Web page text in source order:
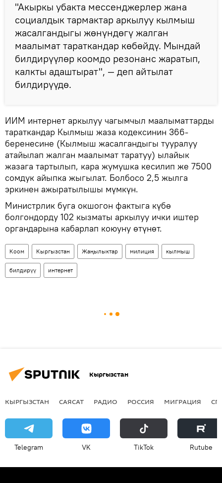
"Акыркы убакта мессенджерлер жана
социалдык тармактар аркылуу кылмыш
жасалгандыгы жөнүндөгү жалган
маалымат тараткандар көбөйдү. Мындай
билдирүүлөр коомдо резонанс жаратып,
калкты адаштырат", — деп айтылат
билдирүүдө.
ИИМ интернет аркылуу чагымчыл маалыматтарды
тараткандар Кылмыш жаза кодексинин 366-
беренесине (Кылмыш жасалгандыгы тууралуу
атайылап жалган маалымат таратуу) ылайык
жазага тартылып, кара жумушка кесилип же 7500
сомдук айыпка жыгылат. Болбосо 2,5 жылга
эркинен ажыратылышы мүмкүн.
Министрлик буга окшогон фактыга күбө
болгондорду 102 кызматы аркылуу ички иштер
органдарына кабарлап коюуну өтүнөт.
Коом Кыргызстан Жаңылыктар милиция кылмыш
билдирүү интернет
Кыргызстан
КЫРГЫЗСТАН САЯСАТ РАДИО РОССИЯ МИГРАЦИЯ
Telegram VK ТikТоk Rutube